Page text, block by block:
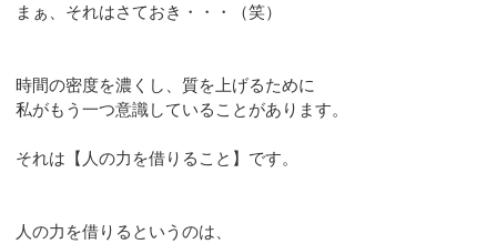
まぁ、それはさておき・・・（笑）
時間の密度を濃くし、質を上げるために
私がもう一つ意識していることがあります。
それは【人の力を借りること】です。
人の力を借りるというのは、